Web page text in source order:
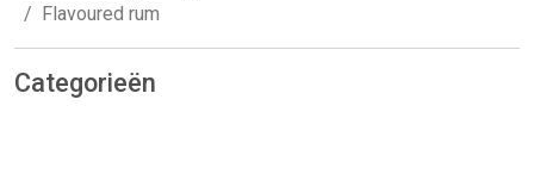
Flavoured rum
Categorieën